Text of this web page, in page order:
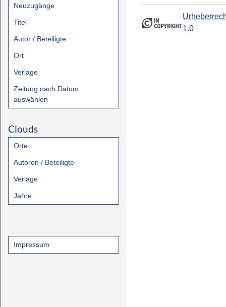
Neuzugänge
Titel
Autor / Beteiligte
Ort
Verlage
Zeitung nach Datum
auswählen
Clouds
Orte
Autoren / Beteiligte
Verlage
Jahre
Impressum
1.0